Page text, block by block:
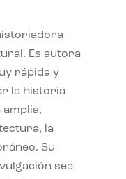
Es autora
rápida y
la historia
la
Su
sea